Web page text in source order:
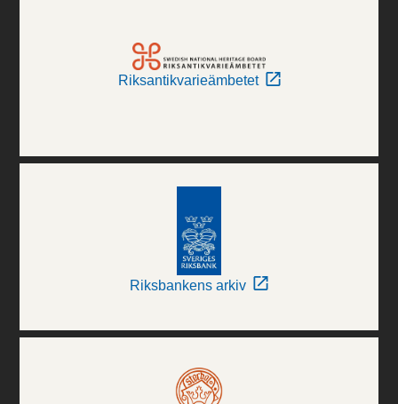
Riksantikvarieämbetet
Riksbankens arkiv